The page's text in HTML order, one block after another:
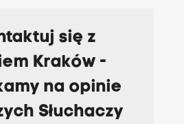
się z
Kraków -
na opinie
Słuchaczy